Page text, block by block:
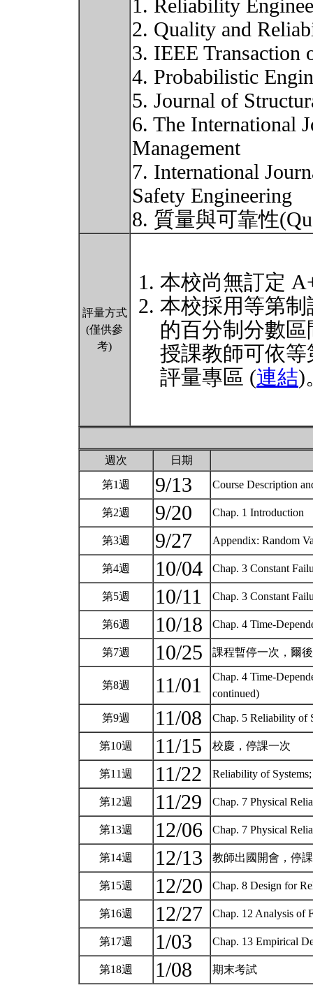
1. Reliability
2. Quality and
3. IEEE Transaction
4. Probabilistic
5. Journal of
6. The International
Management
7. International
Safety Engineering
8. 質量與可靠性
評量方式
(僅供參
考)
本校尚無訂定
本校採用等第
的百分制分數
授課教師可依
評量專區 (連結)
週次 日期
第1週 9/13 Course Description
第2週 9/20 Chap. 1 Introduction
第3週 9/27 Appendix: Random
第4週 10/04 Chap. 3 Constant
第5週 10/11 Chap. 3 Constant
第6週 10/18 Chap. 4 Time-
第7週 10/25 課程暫停一次，爾
第8週 11/01
Chap. 4 Time-
continued)
第9週 11/08 Chap. 5 Reliability of
第10週 11/15 校慶，停課一次
第11週 11/22 Reliability of
第12週 11/29 Chap. 7 Physical
第13週 12/06 Chap. 7 Physical
第14週 12/13 教師出國開會，停
第15週 12/20 Chap. 8 Design for
第16週 12/27 Chap. 12 Analysis of
第17週 1/03 Chap. 13 Empirical
第18週 1/08 期末考試